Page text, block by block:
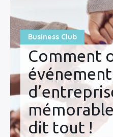
Business Club
Comment
événement
dit tout !